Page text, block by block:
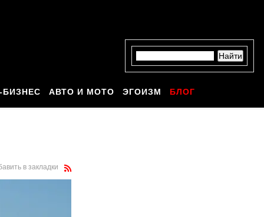
АВТО И МОТО ЭГОИЗМ БЛОГ
в закладки